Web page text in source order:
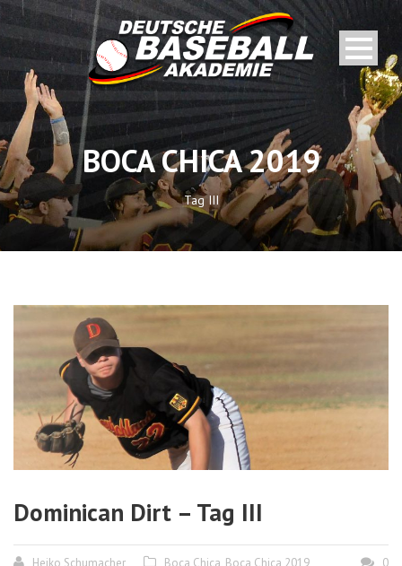
BOCA CHICA 2019
Tag III
Dominican Dirt – Tag III
Heiko Schumacher Boca Chica, Boca Chica 2019 0